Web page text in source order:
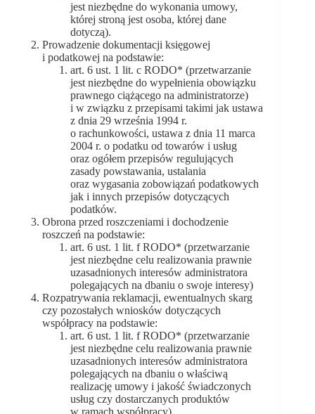
jest niezbędne do wykonania umowy,
której stroną jest osoba, której dane
dotyczą).
Prowadzenie dokumentacji księgowej
i podatkowej na podstawie:
art. 6 ust. 1 lit. c RODO* (przetwarzanie
jest niezbędne do wypełnienia obowiązku
prawnego ciążącego na administratorze)
i w związku z przepisami takimi jak ustawa
z dnia 29 września 1994 r.
o rachunkowości, ustawa z dnia 11 marca
2004 r. o podatku od towarów i usług
oraz ogółem przepisów regulujących
zasady powstawania, ustalania
oraz wygasania zobowiązań podatkowych
jak i innych przepisów dotyczących
podatków.
Obrona przed roszczeniami i dochodzenie
roszczeń na podstawie:
art. 6 ust. 1 lit. f RODO* (przetwarzanie
jest niezbędne celu realizowania prawnie
uzasadnionych interesów administratora
polegających na dbaniu o swoje interesy)
Rozpatrywania reklamacji, ewentualnych skarg
czy pozostałych wniosków dotyczących
współpracy na podstawie:
art. 6 ust. 1 lit. f RODO* (przetwarzanie
jest niezbędne celu realizowania prawnie
uzasadnionych interesów administratora
polegających na dbaniu o właściwą
realizację umowy i jakość świadczonych
usług czy dostarczanych produktów
w ramach współpracy).